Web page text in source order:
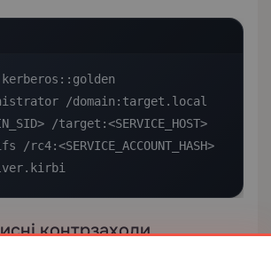
/domain:target.local
/target:<SERVICE_HOST>
контрзаходи